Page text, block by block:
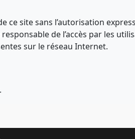
site sans l’autorisation
de l’accès par les
sur le réseau Internet.